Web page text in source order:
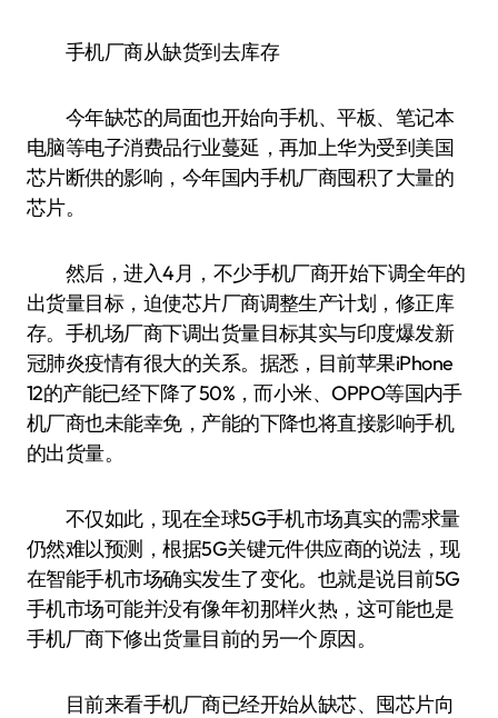
手机厂商从缺货到去库存
今年缺芯的局面也开始向手机、平板、笔记本
电脑等电子消费品行业蔓延，再加上华为受到美国
芯片断供的影响，今年国内手机厂商囤积了大量的
芯片。
然后，进入4月，不少手机厂商开始下调全年的
出货量目标，迫使芯片厂商调整生产计划，修正库
存。手机场厂商下调出货量目标其实与印度爆发新
冠肺炎疫情有很大的关系。据悉，目前苹果iPhone
12的产能已经下降了50%，而小米、OPPO等国内手
机厂商也未能幸免，产能的下降也将直接影响手机
的出货量。
不仅如此，现在全球5G手机市场真实的需求量
仍然难以预测，根据5G关键元件供应商的说法，现
在智能手机市场确实发生了变化。也就是说目前5G
手机市场可能并没有像年初那样火热，这可能也是
手机厂商下修出货量目前的另一个原因。
目前来看手机厂商已经开始从缺芯、囤芯片向